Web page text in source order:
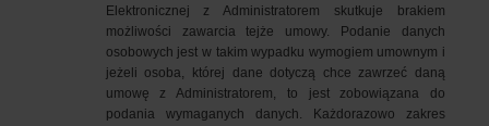
Elektronicznej z Administratorem skutkuje brakiem
możliwości zawarcia tejże umowy. Podanie danych
osobowych jest w takim wypadku wymogiem umownym i
jeżeli osoba, której dane dotyczą chce zawrzeć daną
umowę z Administratorem, to jest zobowiązana do
podania wymaganych danych. Każdorazowo zakres